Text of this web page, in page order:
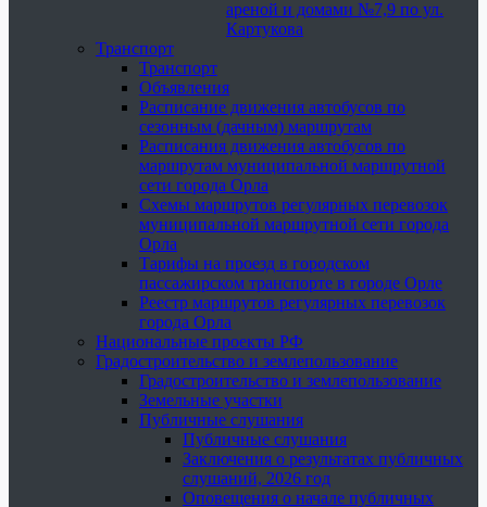
ареной и домами №7,9 по ул.
Картукова
Транспорт
Транспорт
Объявления
Расписание движения автобусов по
сезонным (дачным) маршрутам
Расписания движения автобусов по
маршрутам муниципальной маршрутной
сети города Орла
Схемы маршрутов регулярных перевозок
муниципальной маршрутной сети города
Орла
Тарифы на проезд в городском
пассажирском транспорте в городе Орле
Реестр маршрутов регулярных перевозок
города Орла
Национальные проекты РФ
Градостроительство и землепользование
Градостроительство и землепользование
Земельные участки
Публичные слушания
Публичные слушания
Заключения о результатах публичных
слушаний, 2026 год
Оповещения о начале публичных